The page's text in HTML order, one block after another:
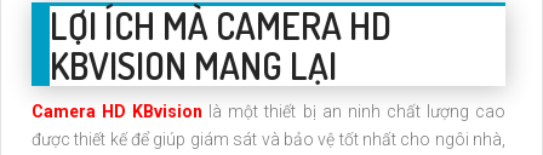
LỢI ÍCH MÀ CAMERA HD
KBVISION MANG LẠI
Camera HD KBvision là một thiết bị an ninh chất lượng cao
được thiết kế để giúp giám sát và bảo vệ tốt nhất cho ngôi nhà,